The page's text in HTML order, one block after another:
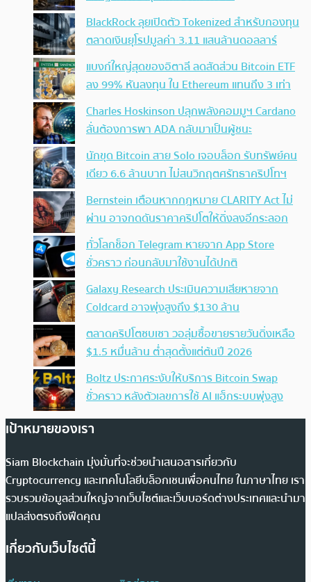
BlackRock ลุยเปิดตัว Tokenized สำหรับกองทุน
ตลาดเงินยุโรปมูลค่า 3.11 แสนล้านดอลลาร์
แบงก์ใหญ่สุดของอิตาลี ลดสัดส่วน Bitcoin ETF
ลง 99% หันลงทุน ใน Ethereum แทนถึง 3 เท่า
Charles Hoskinson ปลุกพลังคอมมูฯ Cardano
ลั่นต้องการพา ADA กลับมาเป็นผู้ชนะ
นักขุด Bitcoin สาย Solo เจอบล็อก รับทรัพย์คน
เดียว 6.6 ล้านบาท ไม่สนวิกฤตศรัทธาคริปโทฯ
Bernstein เตือนหากกฎหมาย CLARITY Act ไม่
ผ่าน อาจกดดันราคาคริปโตให้ดิ่งลงอีกระลอก
ทั่วโลกช็อก Telegram หายจาก App Store
ชั่วคราว ก่อนกลับมาใช้งานได้ปกติ
Galaxy Research ประเมินความเสียหายจาก
Coldcard อาจพุ่งสูงถึง $130 ล้าน
ตลาดคริปโตซบเซา วอลุ่มซื้อขายรายวันดิ่งเหลือ
$1.5 หมื่นล้าน ต่ำสุดตั้งแต่ต้นปี 2026
Boltz ประกาศระงับให้บริการ Bitcoin Swap
ชั่วคราว หลังตัวเลขการใช้ AI แฮ็กระบบพุ่งสูง
เป้าหมายของเรา
Siam Blockchain มุ่งมั่นที่จะช่วยนำเสนอสารเกี่ยวกับ
Cryptocurrency และเทคโนโลยีบล็อกเชนเพื่อคนไทย ในภาษาไทย เรา
รวบรวมข้อมูลส่วนใหญ่จากเว็บไซต์และเว็บบอร์ดต่างประเทศและนำมา
แปลส่งตรงถึงฟีดคุณ
เกี่ยวกับเว็บไซต์นี้